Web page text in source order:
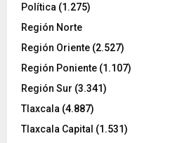
Política (1.275)
Región Norte
Región Oriente (2.527)
Región Poniente (1.107)
Región Sur (3.341)
Tlaxcala (4.887)
Tlaxcala Capital (1.531)